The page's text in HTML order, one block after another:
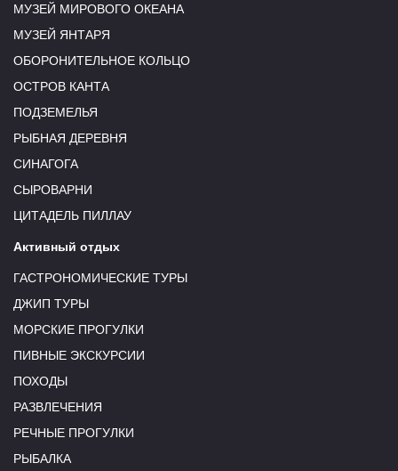
МУЗЕЙ МИРОВОГО ОКЕАНА
МУЗЕЙ ЯНТАРЯ
ОБОРОНИТЕЛЬНОЕ КОЛЬЦО
ОСТРОВ КАНТА
ПОДЗЕМЕЛЬЯ
РЫБНАЯ ДЕРЕВНЯ
СИНАГОГА
СЫРОВАРНИ
ЦИТАДЕЛЬ ПИЛЛАУ
Активный отдых
ГАСТРОНОМИЧЕСКИЕ ТУРЫ
ДЖИП ТУРЫ
МОРСКИЕ ПРОГУЛКИ
ПИВНЫЕ ЭКСКУРСИИ
ПОХОДЫ
РАЗВЛЕЧЕНИЯ
РЕЧНЫЕ ПРОГУЛКИ
РЫБАЛКА